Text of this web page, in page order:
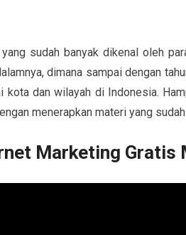
sudah banyak dikenal oleh
dimana sampai dengan
kota dan wilayah di Indonesia.
menerapkan materi yang
Marketing Gratis